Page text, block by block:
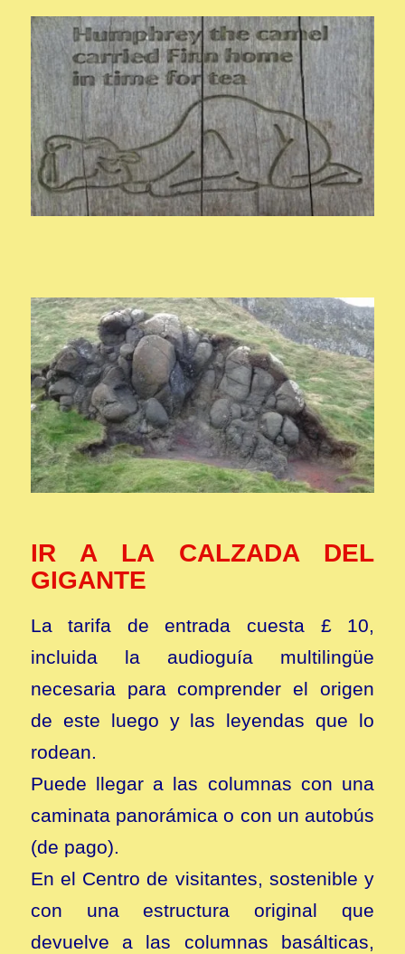
IR A LA CALZADA DEL
GIGANTE
La tarifa de entrada cuesta £ 10,
incluida la audioguía multilingüe
necesaria para comprender el origen
de este luego y las leyendas que lo
rodean.
Puede llegar a las columnas con una
caminata panorámica o con un autobús
(de pago).
En el Centro de visitantes, sostenible y
con una estructura original que
devuelve a las columnas basálticas,